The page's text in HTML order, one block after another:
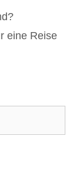
eine Reise